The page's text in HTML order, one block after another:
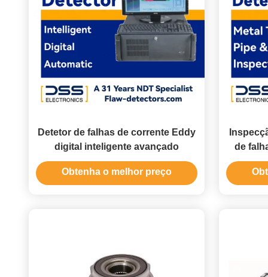
Detetor de falhas de corrente Eddy
digital inteligente avançado
Obtenha o melhor preço
de